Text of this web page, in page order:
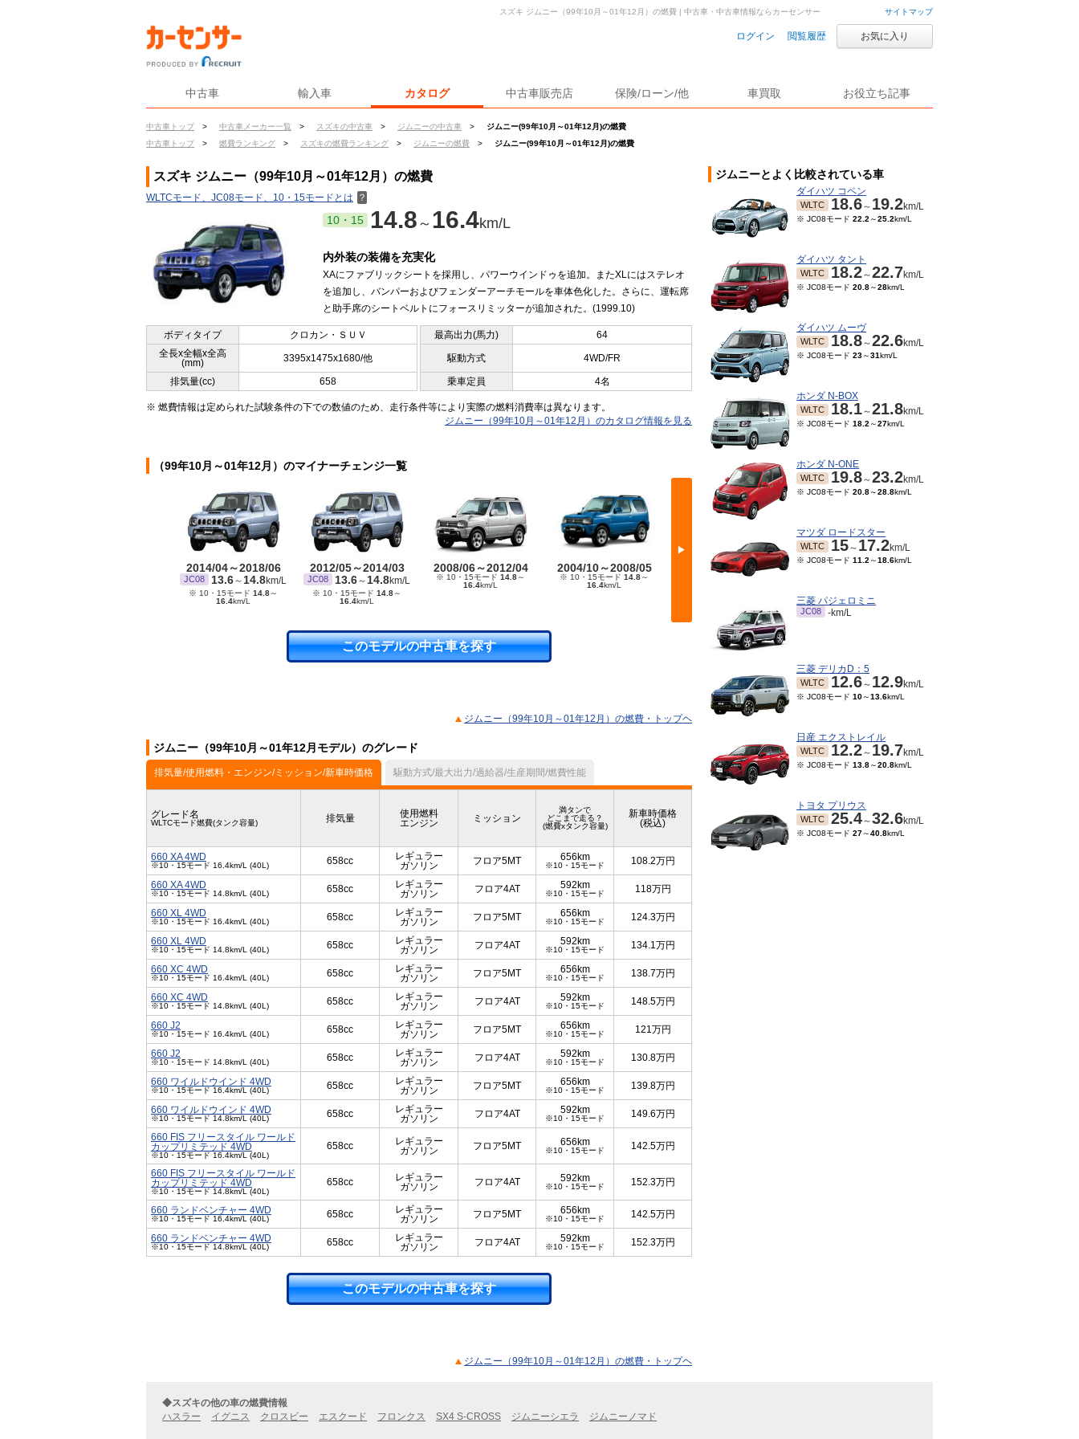
サイトマップ
ログイン 閲覧履歴 お気に入り
中古車 輸入車 カタログ 中古車販売店 保険/ローン/他 車買取 お役立ち記事
中古車トップ > 中古車メーカー一覧 > スズキの中古車 > ジムニーの中古車 >
ジムニー(99年10月～01年12月)の燃費
中古車トップ
> 燃費ランキング > スズキの燃費ランキング > ジムニーの燃費 > ジムニー(99年10月～01年12月)の燃費
スズキ ジムニー（99年10月～01年12月）の燃費 | 中古車・中古車情報ならカーセンサー
スズキ ジムニー（99年10月～01年12月）の燃費
WLTCモード、JC08モード、10・15モードとは ？
10・15 14.8 ～ 16.4km/L
内外装の装備を充実化
XAにファブリックシートを採用し、パワーウインドゥを追加。またXLにはステレオ
を追加し、バンパーおよびフェンダーアーチモールを車体色化した。さらに、運転席
と助手席のシートベルトにフォースリミッターが追加された。(1999.10)
ボディタイプ クロカン・ＳＵＶ 最高出力(馬力)
64
全長x全幅x全高
(mm)
3395x1475x1680/他 駆動方式 4WD/FR
排気量(cc) 658 乗車定員 4名
※ 燃費情報は定められた試験条件の下での数値のため、走行条件等により実際の燃料消費率は異なります。
ジムニー（99年10月～01年12月）のカタログ情報を見る
（99年10月～01年12月）のマイナーチェンジ一覧
▶
2014/04～2018/06
JC08 13.6～14.8km/L
※ 10・15モード 14.8～
16.4km/L
2012/05～2014/03
JC08 13.6～14.8km/L
※ 10・15モード 14.8～
16.4km/L
2008/06～2012/04
※ 10・15モード 14.8～
16.4km/L
2004/10～2008/05
※ 10・15モード 14.8～
16.4km/L
2002/01～2004/09
※ 10・15モード14.8
1998/10～1999/09
このモデルの中古車を探す
ジムニー（99年10月～01年12月）の燃費・トップヘ
ジムニー（99年10月～01年12月モデル）のグレード
排気量/使用燃料・エンジン/ミッション/新車時価格 駆動方式/最大出力/過給器/生産期間/燃費性能
グレード名
WLTCモード燃費(タンク容量) 排気量
使用燃料
エンジン
ミッション
満タンで
どこまで走る？
(燃費xタンク容量)
新車時価格
(税込)
660 XA 4WD
※10・15モード 16.4km/L (40L) 658cc
レギュラー
ガソリン
フロア5MT 656km
※10・15モード 108.2万円
660 XA 4WD
※10・15モード 14.8km/L (40L) 658cc
レギュラー
ガソリン
フロア4AT 592km
※10・15モード 118万円
660 XL 4WD
※10・15モード 16.4km/L (40L) 658cc
レギュラー
ガソリン
フロア5MT 656km
※10・15モード 124.3万円
660 XL 4WD
※10・15モード 14.8km/L (40L) 658cc
レギュラー
ガソリン
フロア4AT 592km
※10・15モード 134.1万円
660 XC 4WD
※10・15モード 16.4km/L (40L) 658cc
レギュラー
ガソリン
フロア5MT 656km
※10・15モード 138.7万円
660 XC 4WD
※10・15モード 14.8km/L (40L) 658cc
レギュラー
ガソリン
フロア4AT 592km
※10・15モード 148.5万円
660 J2
※10・15モード 16.4km/L (40L) 658cc
レギュラー
ガソリン
フロア5MT 656km
※10・15モード 121万円
660 J2
※10・15モード 14.8km/L (40L) 658cc
レギュラー
ガソリン
フロア4AT 592km
※10・15モード 130.8万円
660 ワイルドウインド 4WD
※10・15モード 16.4km/L (40L) 658cc
レギュラー
ガソリン
フロア5MT 656km
※10・15モード 139.8万円
660 ワイルドウインド 4WD
※10・15モード 14.8km/L (40L) 658cc
レギュラー
ガソリン
フロア4AT 592km
※10・15モード 149.6万円
660 FIS フリースタイル ワールド
カップリミテッド 4WD
※10・15モード 16.4km/L (40L)
658cc
レギュラー
ガソリン
フロア5MT 656km
※10・15モード 142.5万円
660 FIS フリースタイル ワールド
カップリミテッド 4WD
※10・15モード 14.8km/L (40L)
658cc
レギュラー
ガソリン
フロア4AT 592km
※10・15モード 152.3万円
660 ランドベンチャー 4WD
※10・15モード 16.4km/L (40L) 658cc
レギュラー
ガソリン
フロア5MT 656km
※10・15モード 142.5万円
660 ランドベンチャー 4WD
※10・15モード 14.8km/L (40L) 658cc
レギュラー
ガソリン
フロア4AT 592km
※10・15モード 152.3万円
このモデルの中古車を探す
ジムニー（99年10月～01年12月）の燃費・トップヘ
ジムニーとよく比較されている車
ダイハツ コペン
WLTC 18.6～ 19.2km/L
※ JC08モード 22.2 ～25.2km/L
ダイハツ タント
WLTC 18.2～22.7km/L
※ JC08モード 20.8～28km/L
ダイハツ ムーヴ
WLTC 18.8～22.6km/L
※ JC08モード 23～31km/L
ホンダ N-BOX
WLTC 18.1～21.8km/L
※ JC08モード 18.2 ～27km/L
ホンダ N-ONE
WLTC 19.8～23.2km/L
※ JC08モード 20.8～28.8km/L
マツダ ロードスター
WLTC 15～ 17.2km/L
※ JC08モード 11.2 ～18.6km/L
三菱 パジェロミニ
JC08 -km/L
三菱 デリカD：5
WLTC 12.6～ 12.9km/L
※ JC08モード 10～13.6km/L
日産 エクストレイル
WLTC 12.2～ 19.7km/L
※ JC08モード 13.8～20.8km/L
トヨタ プリウス
WLTC 25.4～32.6km/L
※ JC08モード 27～40.8km/L
◆スズキの他の車の燃費情報
ハスラー
イグニス クロスビー エスクード フロンクス SX4 S-CROSS ジムニーシエラ ジムニーノマド